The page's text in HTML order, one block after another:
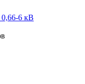
6 кВ